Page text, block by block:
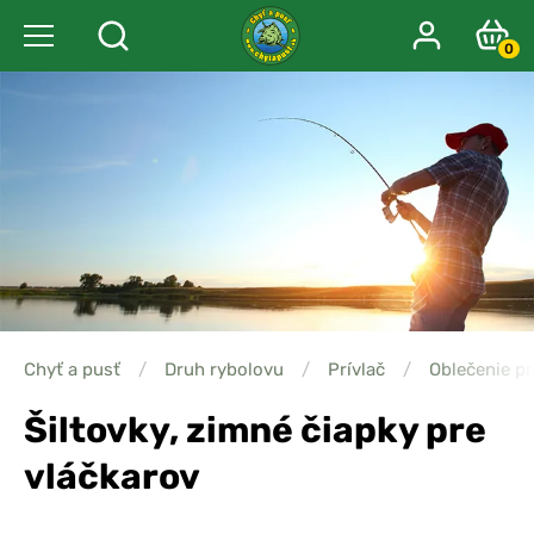
0
Chyť a pusť / Druh rybolovu / Prívlač / Oblečenie
Šiltovky, zimné čiapky pre
vláčkarov